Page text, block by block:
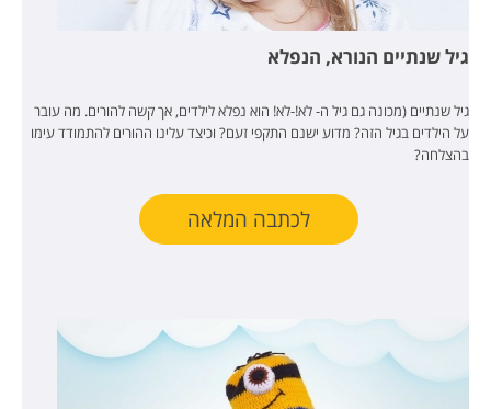
גיל שנתיים הנורא, הנפלא
גיל שנתיים (מכונה גם גיל ה- לא!-לא! הוא נפלא לילדים, אך קשה להורים. מה עובר
על הילדים בגיל הזה? מדוע ישנם התקפי זעם? וכיצד עלינו ההורים להתמודד עימו
בהצלחה?
לכתבה המלאה